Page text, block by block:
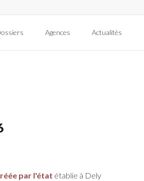
Agences Actualités
par l'état établie à Dely